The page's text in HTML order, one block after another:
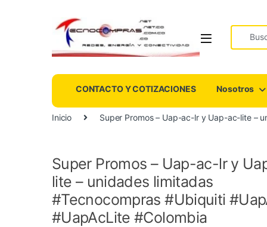
Search
CONTACTO Y COTIZACIONES Nosotros
Inicio Super Promos – Uap-ac-lr y Uap-ac-lite –
Super Promos – Uap-ac-lr y
lite – unidades limitadas
#Tecnocompras #Ubiquiti
#UapAcLite #Colombia